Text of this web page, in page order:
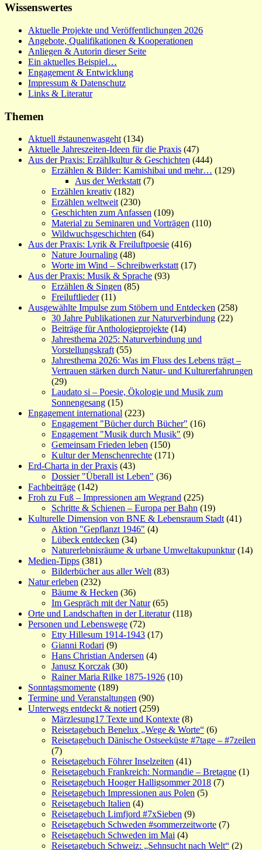
Wissenswertes
Aktuelle Projekte und Veröffentlichungen 2026
Angebote, Qualifikationen & Kooperationen
Anliegen & Autorin dieser Seite
Ein aktuelles Beispiel…
Engagement & Entwicklung
Impressum & Datenschutz
Links & Literatur
Themen
Aktuell #staunenwasgeht (134)
Aktuelle Jahreszeiten-Ideen für die Praxis (47)
Aus der Praxis: Erzählkultur & Geschichten (444)
Erzählen & Bilder: Kamishibai und mehr… (129)
Aus der Werkstatt (7)
Erzählen kreativ (182)
Erzählen weltweit (230)
Geschichten zum Anfassen (109)
Material zu Seminaren und Vorträgen (110)
Wildwuchsgeschichten (64)
Aus der Praxis: Lyrik & Freiluftpoesie (416)
Nature Journaling (48)
Worte im Wind – Schreibwerkstatt (17)
Aus der Praxis: Musik & Sprache (93)
Erzählen & Singen (85)
Freiluftlieder(11)
Ausgewählte Impulse zum Stöbern und Entdecken (258)
30 Jahre Publikationen zur Naturverbindung (22)
Beiträge für Anthologieprojekte (14)
Jahresthema 2025: Naturverbindung und
Vorstellungskraft (55)
Jahresthema 2026: Was im Fluss des Lebens trägt –
Vertrauen stärken durch Natur- und Kulturerfahrungen
(29)
Laudato si – Poesie, Ökologie und Musik zum
Sonnengesang (15)
Engagement international (223)
Engagement "Bücher durch Bücher" (16)
Engagement "Musik durch Musik" (9)
Gemeinsam Frieden leben (150)
Kultur der Menschenrechte (171)
Erd-Charta in der Praxis (43)
Dossier "Überall ist Leben" (36)
Fachbeiträge (142)
Froh zu Fuß – Impressionen am Wegrand (225)
Schritte & Schienen – Europa per Bahn (19)
Kulturelle Dimension von BNE & Lebensraum Stadt (41)
Aktion "Gepflanzt 1946" (4)
Lübeck entdecken (34)
Naturerlebnisräume & urbane Umweltakupunktur(14)
Medien-Tipps (381)
Bilderbücher aus aller Welt (83)
Natur erleben (232)
Bäume & Hecken (36)
Im Gespräch mit der Natur(65)
Orte und Landschaften in der Literatur(118)
Personen und Lebenswege (72)
Etty Hillesum 1914-1943 (17)
Gianni Rodari (9)
Hans Christian Andersen (4)
Janusz Korczak (30)
Rainer Maria Rilke 1875-1926 (10)
Sonntagsmomente (189)
Termine und Veranstaltungen (90)
Unterwegs entdeckt & notiert (259)
Märzlesung17 Texte und Kontexte (8)
Reisetagebuch Benelux „Wege & Worte“ (6)
Reisetagebuch Dänische Ostseeküste #7tage – #7zeilen
(7)
Reisetagebuch Föhrer Inselzeiten (41)
Reisetagebuch Frankreich: Normandie – Bretagne (1)
Reisetagebuch Hooger Halligsommer 2018 (7)
Reisetagebuch Impressionen aus Polen (5)
Reisetagebuch Italien (4)
Reisetagebuch Limfjord #7xSieben (9)
Reisetagebuch Schweden #sommerzeitworte (7)
Reisetagebuch Schweden im Mai (4)
Reisetagebuch Schweiz: „Sehnsucht nach Welt“ (2)